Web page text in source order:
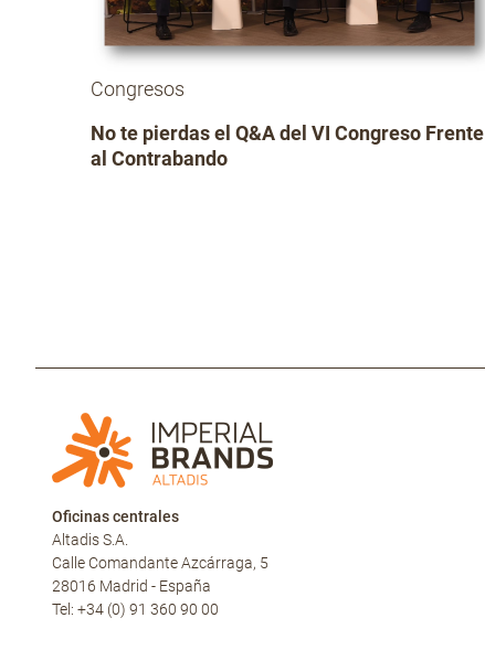
Congresos
No te pierdas el Q&A del VI Congreso Frente
al Contrabando
Oficinas centrales
Altadis S.A.
Calle Comandante Azcárraga, 5
28016 Madrid - España
Tel: +34 (0) 91 360 90 00